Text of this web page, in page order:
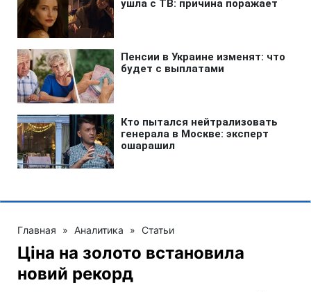
Главная » Аналитика » Статьи
Ціна на золото встановила
новий рекорд